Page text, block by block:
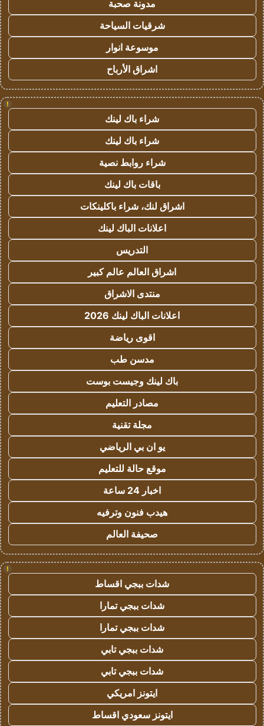
مدونة صحبة
شرقيات السياحة
موسوعة انوار
اشراق الأرباح
!
شراء باك لينك
شراء باك لينك
شراء روابط نصية
باقات باك لينك
اشراق لنك، شراء باكلينكات
اعلانات الباك لينك
التدريس
اشراق العالم عالم كبير
منتدى الاشراق
اعلانات الباك لينك 2026
اقوى رياضة
مدسن طب
باك لينك وجيست بوست
مصادر التعليم
مجلة تقنية
يو ان بي الرياضي
موقع حالة للتعليم
اخبار 24 ساعة
هيدب فنون وترفيه
صحيفة العالم
!
شدات ببجي اقساط
شدات ببجي تمارا
شدات ببجي تمارا
شدات ببجي تابي
شدات ببجي تابي
ايتونز امريكي
ايتونز سعودي اقساط